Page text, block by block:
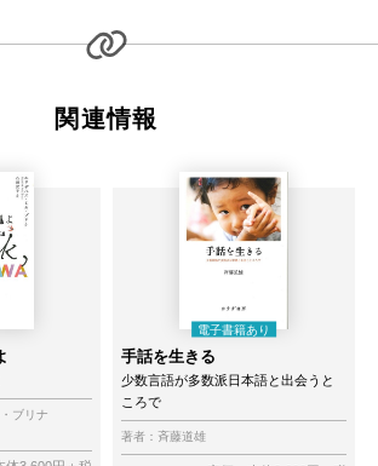
関連情報
ブリナ
手話を生きる
少数言語が多数派日本語と出会うと
ころで
著者： 斉藤道雄